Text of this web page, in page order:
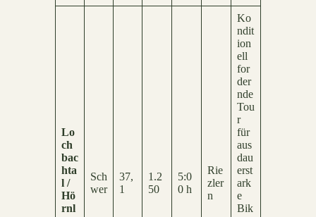
Lo
ch
bac
hta
l /
Hö
rnl
Sch
wer
37,
1
1.2
50
5:0
0 h
Rie
zler
n
Ko
ndit
ion
ell
for
der
nde
Tou
r
für
aus
dau
erst
ark
e
Bik